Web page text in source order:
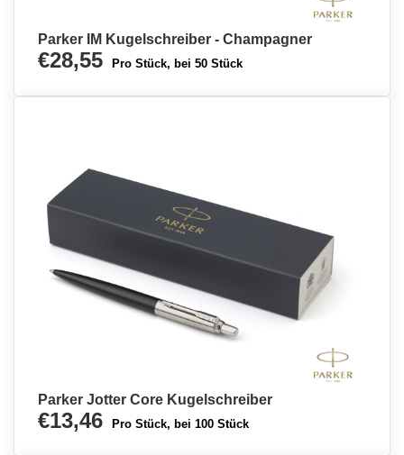
Parker IM Kugelschreiber - Champagner
€28,55 Pro Stück, bei 50 Stück
Parker Jotter Core Kugelschreiber
€13,46 Pro Stück, bei 100 Stück